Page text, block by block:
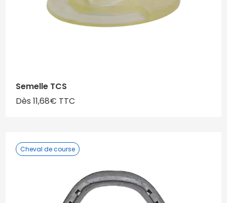
Semelle TCS
Dès 11,68€ TTC
Cheval de course